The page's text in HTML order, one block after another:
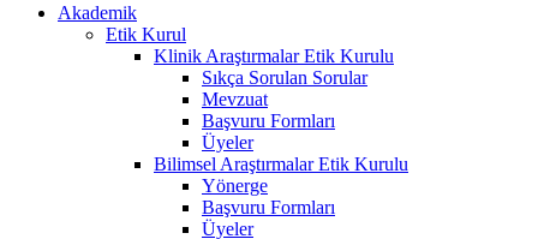
Akademik
Etik Kurul
Klinik Araştırmalar Etik Kurulu
Sıkça Sorulan Sorular
Mevzuat
Başvuru Formları
Üyeler
Bilimsel Araştırmalar Etik Kurulu
Yönerge
Başvuru Formları
Üyeler